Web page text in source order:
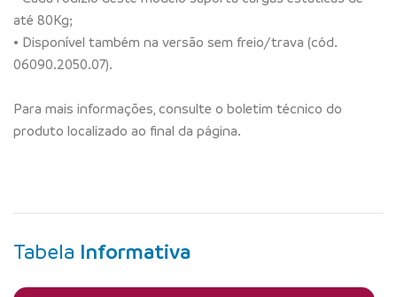
até 80Kg;
• Disponível também na versão sem freio/trava (cód.
06090.2050.07).
Para mais informações, consulte o boletim técnico do
produto localizado ao final da página.
Tabela Informativa